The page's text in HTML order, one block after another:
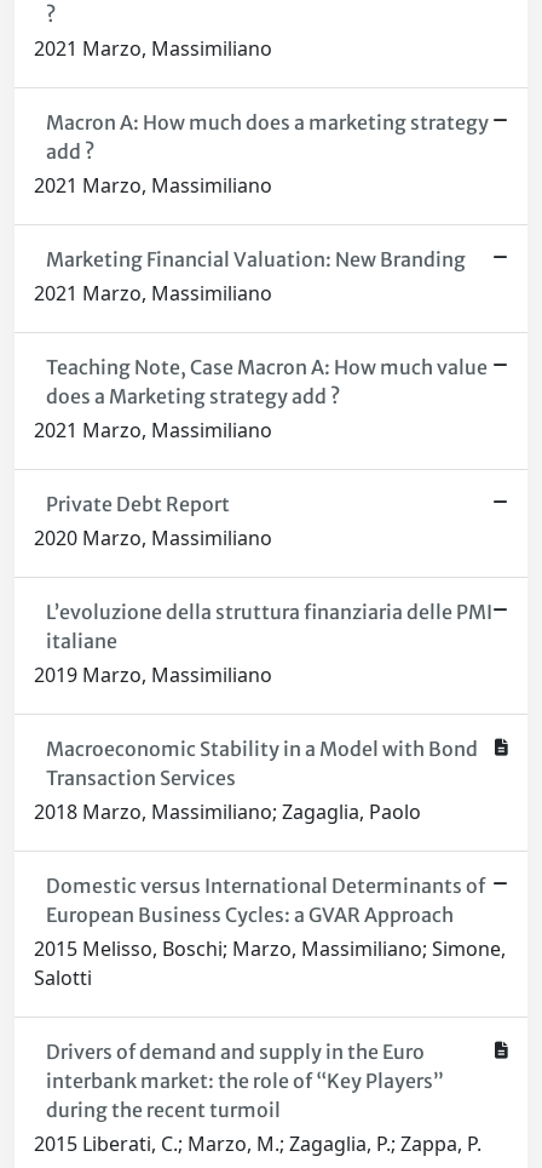
?
2021 Marzo, Massimiliano
Macron A: How much does a marketing strategy
add ?
2021 Marzo, Massimiliano
Marketing Financial Valuation: New Branding
2021 Marzo, Massimiliano
Teaching Note, Case Macron A: How much value
does a Marketing strategy add ?
2021 Marzo, Massimiliano
Private Debt Report
2020 Marzo, Massimiliano
L’evoluzione della struttura finanziaria delle PMI
italiane
2019 Marzo, Massimiliano
Macroeconomic Stability in a Model with Bond
Transaction Services
2018 Marzo, Massimiliano; Zagaglia, Paolo
Domestic versus International Determinants of
European Business Cycles: a GVAR Approach
2015 Melisso, Boschi; Marzo, Massimiliano; Simone,
Salotti
Drivers of demand and supply in the Euro
interbank market: the role of “Key Players”
during the recent turmoil
2015 Liberati, C.; Marzo, M.; Zagaglia, P.; Zappa, P.